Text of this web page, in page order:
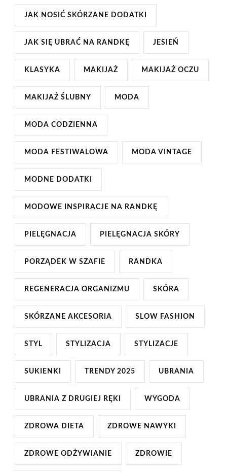
JAK NOSIĆ SKÓRZANE DODATKI
JAK SIĘ UBRAĆ NA RANDKĘ JESIEŃ
KLASYKA MAKIJAŻ MAKIJAŻ OCZU
MAKIJAŻ ŚLUBNY MODA
MODA CODZIENNA
MODA FESTIWALOWA MODA VINTAGE
MODNE DODATKI
MODOWE INSPIRACJE NA RANDKĘ
PIELĘGNACJA PIELĘGNACJA SKÓRY
PORZĄDEK W SZAFIE RANDKA
REGENERACJA ORGANIZMU SKÓRA
SKÓRZANE AKCESORIA SLOW FASHION
STYL STYLIZACJA STYLIZACJE
SUKIENKI TRENDY 2025 UBRANIA
UBRANIA Z DRUGIEJ RĘKI WYGODA
ZDROWA DIETA ZDROWE NAWYKI
ZDROWE ODŻYWIANIE ZDROWIE